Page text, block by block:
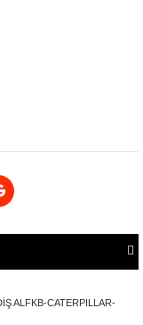
ALFKB-CATERPILLAR-